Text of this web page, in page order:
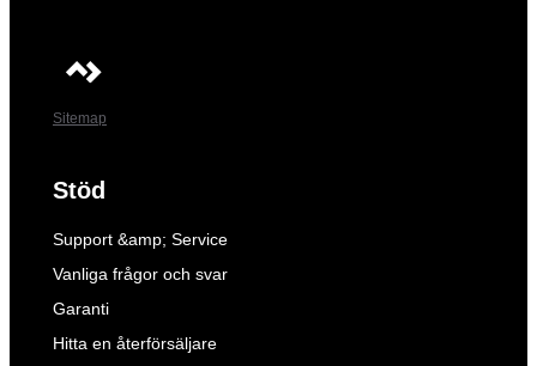
Sitemap
Stöd
Support &amp; Service
Vanliga frågor och svar
Garanti
Hitta en återförsäljare